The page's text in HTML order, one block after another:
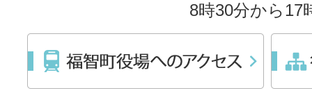
8時30分から17